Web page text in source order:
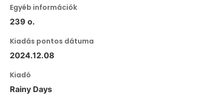
Egyéb információk
239 o.
Kiadás pontos dátuma
2024.12.08
Kiadó
Rainy Days